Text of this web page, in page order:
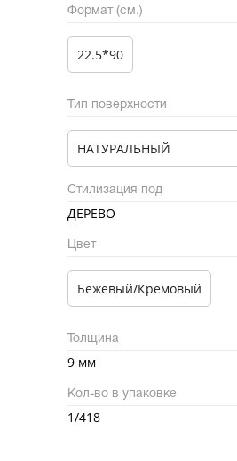
Формат (см.)
22.5*90
Тип поверхности
НАТУРАЛЬНЫЙ
Стилизация под
ДЕРЕВО
Цвет
Бежевый/Кремовый
Толщина
9 мм
Кол-во в упаковке
1/418